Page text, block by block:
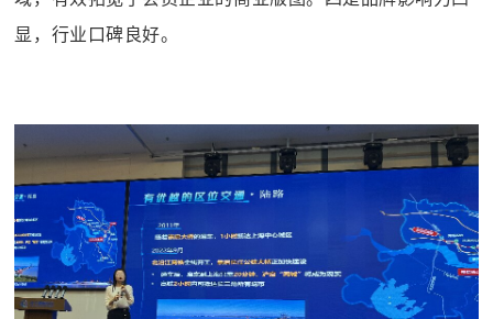
显，行业口碑良好。